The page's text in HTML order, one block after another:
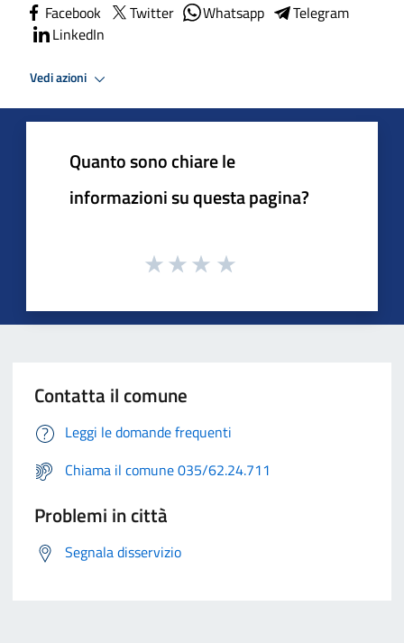
Facebook Twitter Whatsapp
Telegram
LinkedIn
Vedi azioni
Quanto sono chiare le
informazioni su questa pagina?
Contatta il comune
Leggi le domande frequenti
Chiama il comune 035/62.24.711
Problemi in città
Segnala disservizio